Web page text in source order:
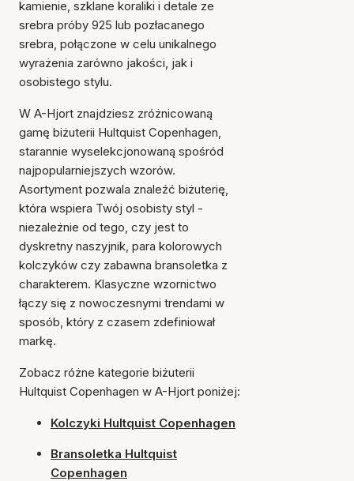
kamienie, szklane koraliki i detale ze
srebra próby 925 lub pozłacanego
srebra, połączone w celu unikalnego
wyrażenia zarówno jakości, jak i
osobistego stylu.
W A-Hjort znajdziesz zróżnicowaną
gamę biżuterii Hultquist Copenhagen,
starannie wyselekcjonowaną spośród
najpopularniejszych wzorów.
Asortyment pozwala znaleźć biżuterię,
która wspiera Twój osobisty styl -
niezależnie od tego, czy jest to
dyskretny naszyjnik, para kolorowych
kolczyków czy zabawna bransoletka z
charakterem. Klasyczne wzornictwo
łączy się z nowoczesnymi trendami w
sposób, który z czasem zdefiniował
markę.
Zobacz różne kategorie biżuterii
Hultquist Copenhagen w A-Hjort poniżej:
Kolczyki Hultquist Copenhagen
Bransoletka Hultquist
Copenhagen